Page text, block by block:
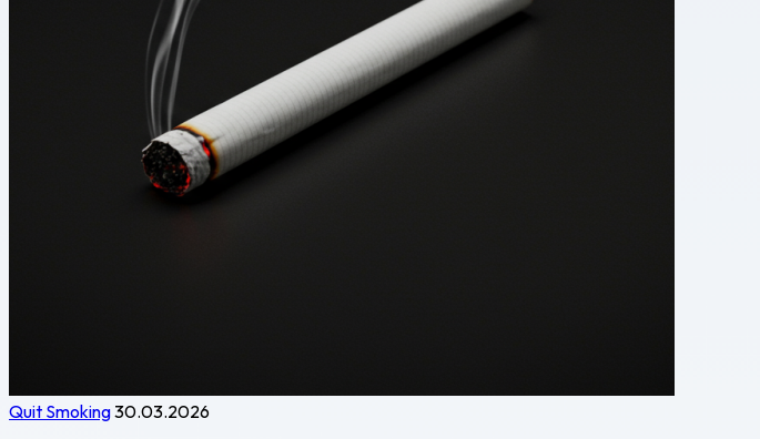
Quit Smoking30.03.2026